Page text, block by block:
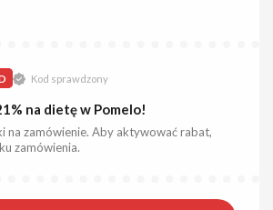
Kod sprawdzony
na dietę w Pomelo!
na zamówienie. Aby aktywować rabat,
zamówienia.